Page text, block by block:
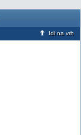
Idi na vrh